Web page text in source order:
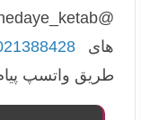
های
طریق واتسپ